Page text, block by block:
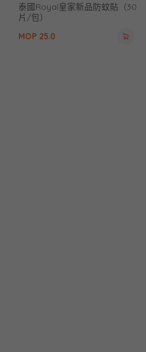
泰國Royal皇家新品防蚊貼（30
片/包）
MOP 25.0